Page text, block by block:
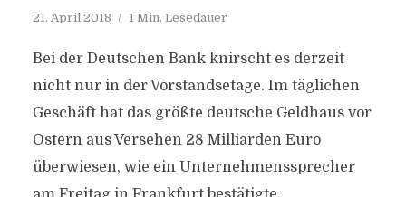
21. April 2018 1 Min. Lesedauer
Bei der Deutschen Bank knirscht es derzeit
nicht nur in der Vorstandsetage. Im täglichen
Geschäft hat das größte deutsche Geldhaus vor
Ostern aus Versehen 28 Milliarden Euro
überwiesen, wie ein Unternehmenssprecher